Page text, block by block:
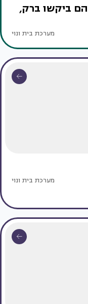
הם ביקשו ברק,
מערכת בית ונוי
מערכת בית ונוי